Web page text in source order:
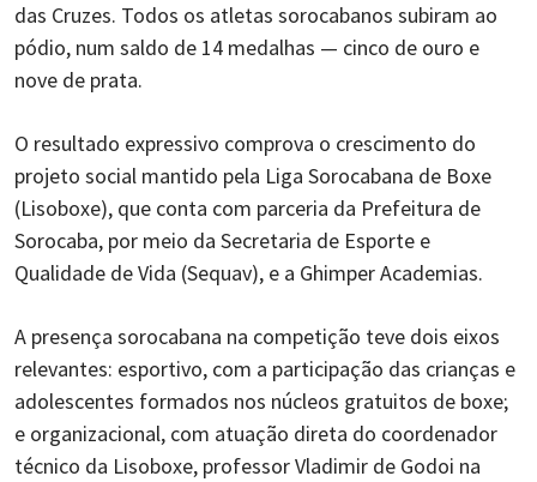
das Cruzes. Todos os atletas sorocabanos subiram ao
pódio, num saldo de 14 medalhas — cinco de ouro e
nove de prata.
O resultado expressivo comprova o crescimento do
projeto social mantido pela Liga Sorocabana de Boxe
(Lisoboxe), que conta com parceria da Prefeitura de
Sorocaba, por meio da Secretaria de Esporte e
Qualidade de Vida (Sequav), e a Ghimper Academias.
A presença sorocabana na competição teve dois eixos
relevantes: esportivo, com a participação das crianças e
adolescentes formados nos núcleos gratuitos de boxe;
e organizacional, com atuação direta do coordenador
técnico da Lisoboxe, professor Vladimir de Godoi na